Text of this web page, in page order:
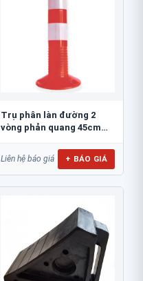
Trụ phân làn đường 2
vòng phản quang 45cm
Liên hệ báo giá + BÁO GIÁ